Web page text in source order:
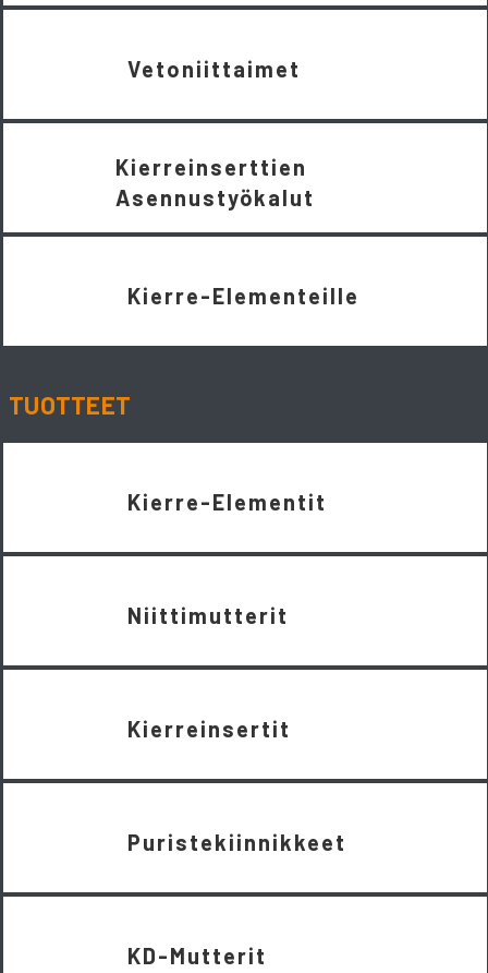
Vetoniittaimet
Kierreinserttien
Asennustyökalut
Kierre-Elementeille
TUOTTEET
Kierre-Elementit
Niittimutterit
Kierreinsertit
Puristekiinnikkeet
KD-Mutterit